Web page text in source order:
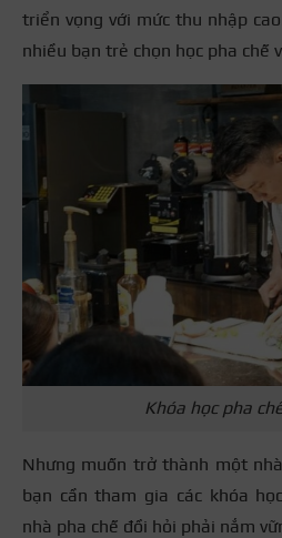
triển vọng với mức thu nhập
nhiều bạn trẻ chọn học pha chế
Khóa học pha
Nhưng muốn trở thành một
bạn cần tham gia các khóa
nhà pha chế đồi hỏi phải nắm